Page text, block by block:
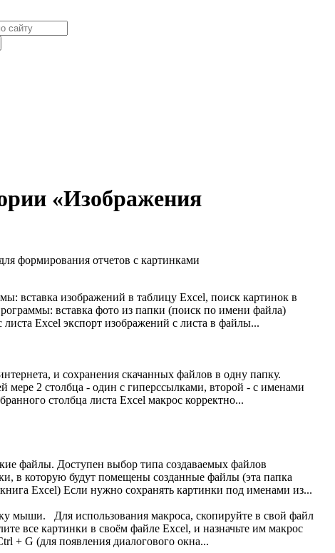
«Изображения
формирования отчетов с картинками
вставка изображений в таблицу Excel, поиск картинок в
вставка фото из папки (поиск по имени файла)
Excel экспорт изображений с листа в файлы...
и сохранения скачанных файлов в одну папку.
мере 2 столбца - один с гиперссылками, второй - с именами
столбца листа Excel макрос корректно...
файлы. Доступен выбор типа создаваемых файлов
в которую будут помещены созданные файлы (эта папка
Excel) Если нужно сохранять картинки под именами из...
мыши. Для использования макроса, скопируйте в свой файл
все картинки в своём файле Excel, и назначьте им макрос
+ G (для появления диалогового окна...